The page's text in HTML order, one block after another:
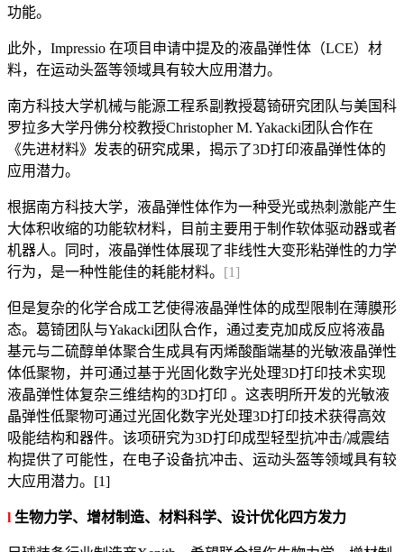
功能。
此外，Impressio 在项目申请中提及的液晶弹性体（LCE）材
料，在运动头盔等领域具有较大应用潜力。
南方科技大学机械与能源工程系副教授葛锜研究团队与美国科
罗拉多大学丹佛分校教授Christopher M. Yakacki团队合作在
《先进材料》发表的研究成果，揭示了3D打印液晶弹性体的
应用潜力。
根据南方科技大学，液晶弹性体作为一种受光或热刺激能产生
大体积收缩的功能软材料，目前主要用于制作软体驱动器或者
机器人。同时，液晶弹性体展现了非线性大变形粘弹性的力学
行为，是一种性能佳的耗能材料。 [1]
但是复杂的化学合成工艺使得液晶弹性体的成型限制在薄膜形
态。葛锜团队与Yakacki团队合作，通过麦克加成反应将液晶
基元与二硫醇单体聚合生成具有丙烯酸酯端基的光敏液晶弹性
体低聚物，并可通过基于光固化数字光处理3D打印技术实现
液晶弹性体复杂三维结构的3D打印 。这表明所开发的光敏液
晶弹性低聚物可通过光固化数字光处理3D打印技术获得高效
吸能结构和器件。该项研究为3D打印成型轻型抗冲击/减震结
构提供了可能性，在电子设备抗冲击、运动头盔等领域具有较
大应用潜力。[1]
l 生物力学、增材制造、材料科学、设计优化四方发力